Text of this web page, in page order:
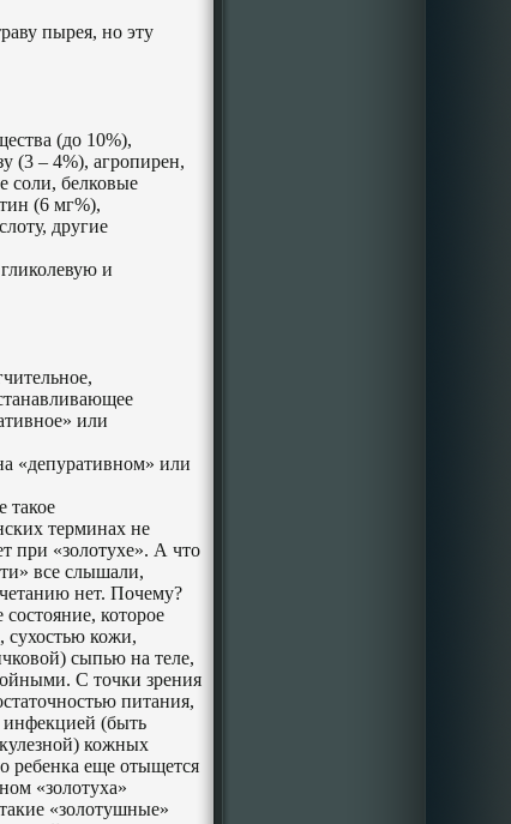
пырея, но эту
(до 10%),
(3 – 4%), агропирен,
соли, белковые
(6 мг%),
другие
и
или
«депуративном» или
такое
терминах не
при «золотухе». А что
все слышали,
нет. Почему?
которое
сухостью кожи,
сыпью на теле,
С точки зрения
питания,
(быть
кожных
ребенка еще отыщется
«золотуха»
«золотушные»